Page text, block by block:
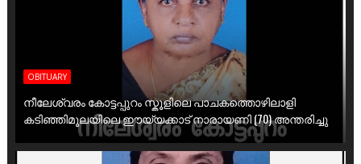
OBITUARY
നീലേശ്വരം കോട്ടപ്പുറം സ്കൂളിലെ പാചകത്തൊഴിലാളി
കടിഞ്ഞിമൂലയിലെ ഈയ്യക്കാട് നാരായണി (70) അന്തരിച്ചു